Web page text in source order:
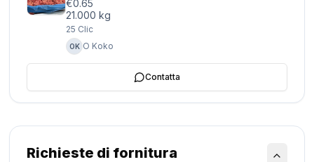
€0.65
21.000 kg
25 Clic
OK O Koko
Contatta
Richieste di fornitura